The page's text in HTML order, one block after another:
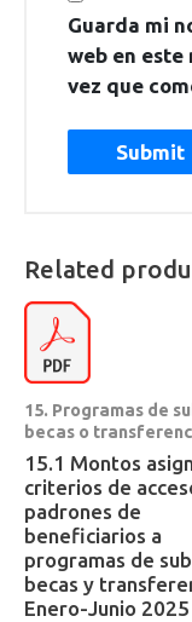
Guarda mi
web en este
vez que
Related
15. Programas de
becas o
15.1 Montos
criterios de
padrones de
beneficiarios a
programas de
becas y
Enero-Junio 2025